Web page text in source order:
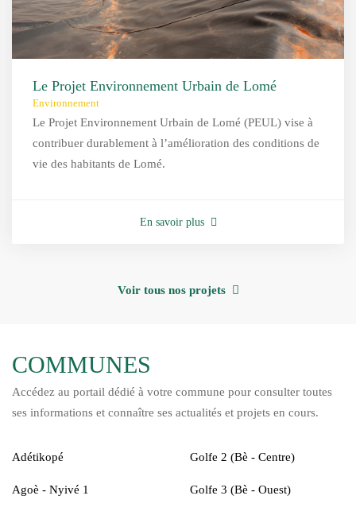
Le Projet Environnement Urbain de Lomé
Environnement
Le Projet Environnement Urbain de Lomé (PEUL) vise à
contribuer durablement à l’amélioration des conditions de
vie des habitants de Lomé.
En savoir plus
Voir tous nos projets
COMMUNES
Accédez au portail dédié à votre commune pour consulter toutes
ses informations et connaître ses actualités et projets en cours.
Adétikopé
Agoè - Nyivé 1
Golfe 2 (Bè - Centre)
Golfe 3 (Bè - Ouest)